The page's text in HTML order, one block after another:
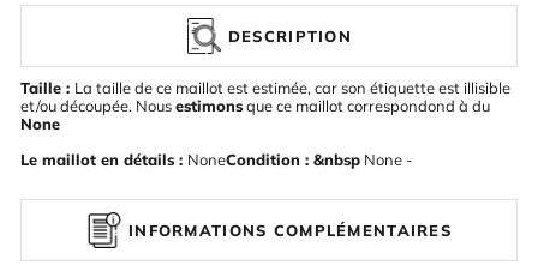
DESCRIPTION
Taille : La taille de ce maillot est estimée, car son étiquette est illisible
et/ou découpée. Nousestimonsque ce maillot correspondond à du
None
Le maillot en détails : NoneCondition : &nbsp None -
INFORMATIONS COMPLÉMENTAIRES